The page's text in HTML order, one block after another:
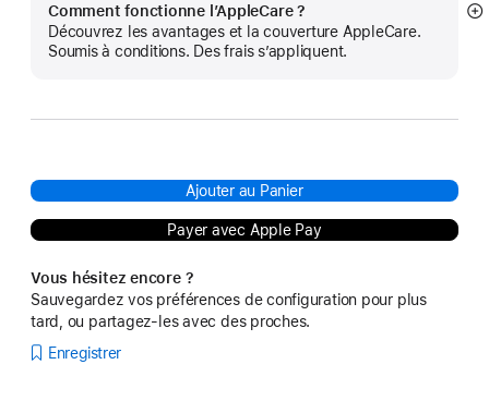
Comment fonctionne l’AppleCare ?
Découvrez les avantages et la couverture AppleCare.
Soumis à conditions. Des frais s’appliquent.
Ajouter au Panier
Payer avec Apple Pay
Vous hésitez encore ?
Sauvegardez vos préférences de configuration pour plus
tard, ou partagez-les avec des proches.
Enregistrer